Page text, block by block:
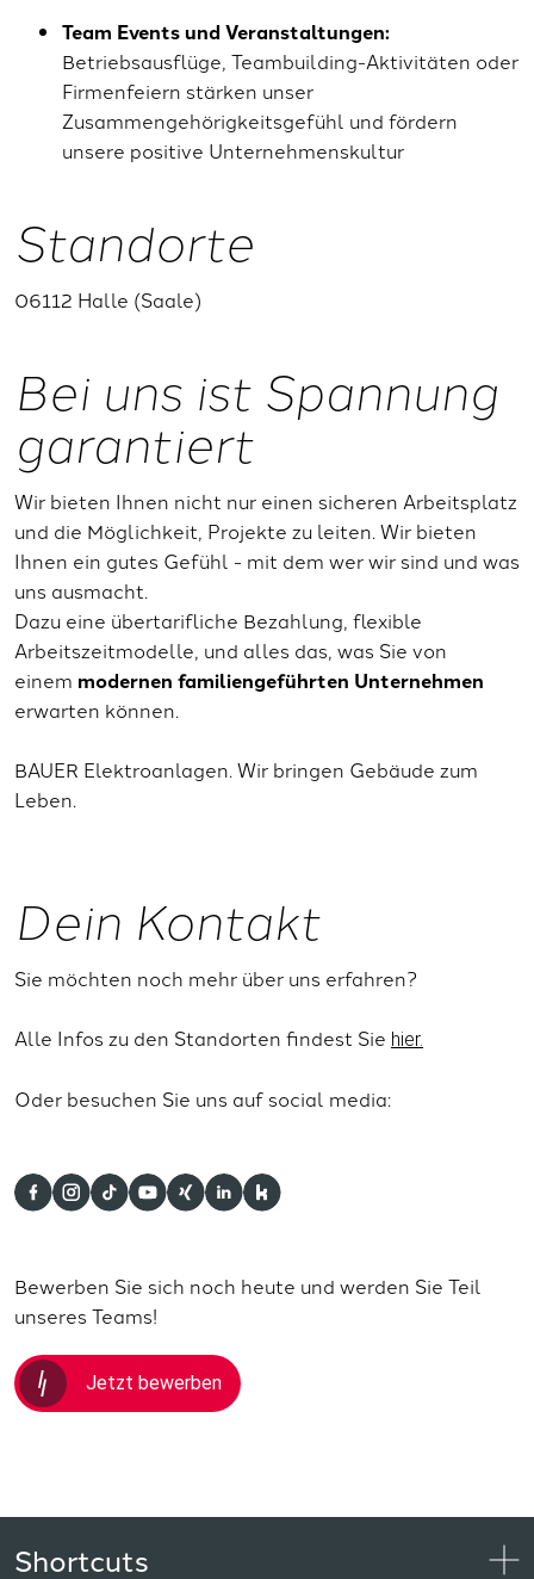
Team Events und Veranstaltungen:
Betriebsausflüge, Teambuilding-Aktivitäten oder
Firmenfeiern stärken unser
Zusammengehörigkeitsgefühl und fördern
unsere positive Unternehmenskultur
Standorte
06112 Halle (Saale)
Bei uns ist Spannung
garantiert
Wir bieten Ihnen nicht nur einen sicheren Arbeitsplatz
und die Möglichkeit, Projekte zu leiten. Wir bieten
Ihnen ein gutes Gefühl - mit dem wer wir sind und was
uns ausmacht.
Dazu eine übertarifliche Bezahlung, flexible
Arbeitszeitmodelle, und alles das, was Sie von
einem modernen familiengeführten Unternehmen
erwarten können.
BAUER Elektroanlagen. Wir bringen Gebäude zum
Leben.
Dein Kontakt
Sie möchten noch mehr über uns erfahren?
Alle Infos zu den Standorten findest Sie hier.
Oder besuchen Sie uns auf social media:
Bewerben Sie sich noch heute und werden Sie Teil
unseres Teams!
Jetzt bewerben
Shortcuts